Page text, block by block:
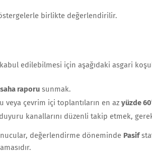
birlikte değerlendirilir.
edilebilmesi için aşağıdaki asgari
raporu sunmak.
çevrim içi toplantıların en az yüzde
kanallarını düzenli takip etmek,
değerlendirme döneminde Pasif